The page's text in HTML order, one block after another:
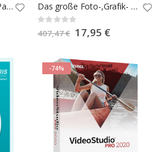
Smartphone-Manager-Paket für Android & iOS. Das große Foto-,Grafik- und Druckstudio 2021
Rating:
0%
407,47 € Special
Price
17,95 €
-74%